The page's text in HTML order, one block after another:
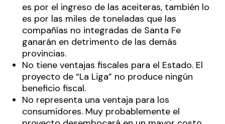
es por el ingreso de las aceiteras, también lo
es por las miles de toneladas que las
compañías no integradas de Santa Fe
ganarán en detrimento de las demás
provincias.
No tiene ventajas fiscales para el Estado. El
proyecto de “La Liga” no produce ningún
beneficio fiscal.
No representa una ventaja para los
consumidores. Muy probablemente el